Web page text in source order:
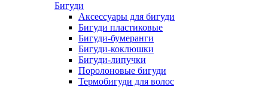
Бигуди
Аксессуары для бигуди
Бигуди пластиковые
Бигуди-бумеранги
Бигуди-коклюшки
Бигуди-липучки
Поролоновые бигуди
Термобигуди для волос